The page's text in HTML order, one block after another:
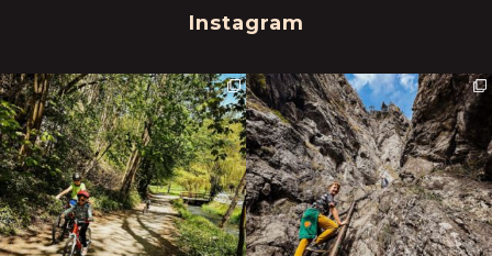
Instagram